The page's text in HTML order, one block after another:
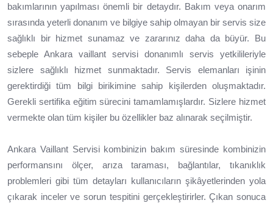
bakımlarının yapılması önemli bir detaydır. Bakım veya onarım
sırasında yeterli donanım ve bilgiye sahip olmayan bir servis size
sağlıklı bir hizmet sunamaz ve zararınız daha da büyür. Bu
sebeple Ankara vaillant servisi donanımlı servis yetkilileriyle
sizlere sağlıklı hizmet sunmaktadır. Servis elemanları işinin
gerektirdiği tüm bilgi birikimine sahip kişilerden oluşmaktadır.
Gerekli sertifika eğitim sürecini tamamlamışlardır. Sizlere hizmet
vermekte olan tüm kişiler bu özellikler baz alınarak seçilmiştir.
Ankara Vaillant Servisi kombinizin bakım süresinde kombinizin
performansını ölçer, arıza taraması, bağlantılar, tıkanıklık
problemleri gibi tüm detayları kullanıcıların şikâyetlerinden yola
çıkarak inceler ve sorun tespitini gerçekleştirirler. Çıkan sonuca